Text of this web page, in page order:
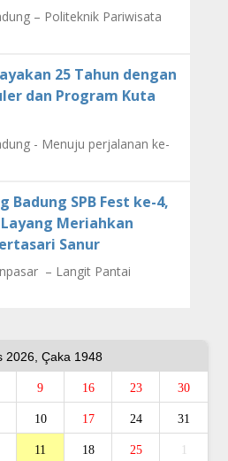
– Politeknik Pariwisata
25 Tahun dengan
dan Program Kuta
- Menuju perjalanan ke-
Badung SPB Fest ke-4,
Meriahkan
Sanur
– Langit Pantai
2026, Çaka 1948
9 16 23 30
10 17 24 31
11 18 25